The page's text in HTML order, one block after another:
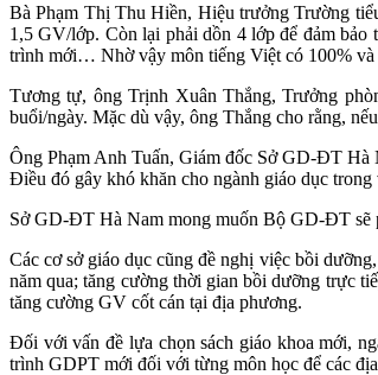
Bà Phạm Thị Thu Hiền, Hiệu trưởng Trường
1,5 GV/lớp. Còn lại phải dồn 4 lớp để đảm bảo
trình mới… Nhờ vậy môn tiếng Việt có 100%
Tương tự, ông Trịnh Xuân Thắng, Trưởng
buổi/ngày. Mặc dù vậy, ông Thắng cho rằng,
Ông Phạm Anh Tuấn, Giám đốc Sở GD-ĐT Hà
Điều đó gây khó khăn cho ngành giáo dục
Sở GD-ĐT Hà Nam mong muốn Bộ GD-ĐT sẽ
Các cơ sở giáo dục cũng đề nghị việc bồi
năm qua; tăng cường thời gian bồi dưỡng trực
tăng cường GV cốt cán tại địa phương.
Đối với vấn đề lựa chọn sách giáo khoa mới,
trình GDPT mới đối với từng môn học để các